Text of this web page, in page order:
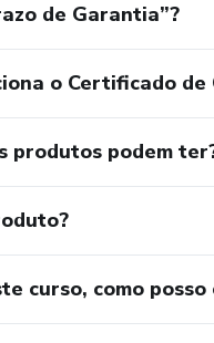
de Garantia”?
o Certificado
produtos podem
curso, como posso